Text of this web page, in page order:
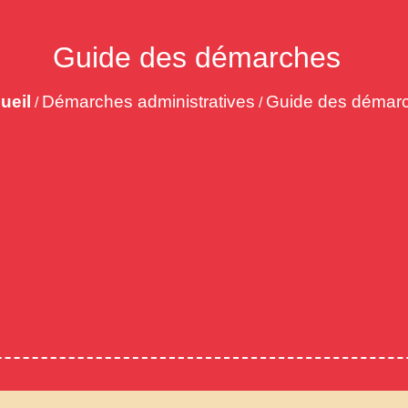
Guide des démarches
/ Démarches administratives / Guide des